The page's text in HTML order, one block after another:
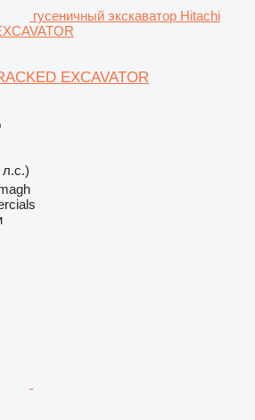
гусеничный экскаватор Hitachi
EXCAVATOR
л.с.)